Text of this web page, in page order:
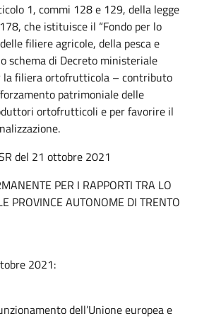
1, commi 128 e 129, della legge
che istituisce il “Fondo per lo
filiere agricole, della pesca e
schema di Decreto ministeriale
filiera ortofrutticola – contributo
patrimoniale delle
ortofrutticoli e per favorire il
del 21 ottobre 2021
PER I RAPPORTI TRA LO
PROVINCE AUTONOME DI TRENTO
2021:
dell’Unione europea e